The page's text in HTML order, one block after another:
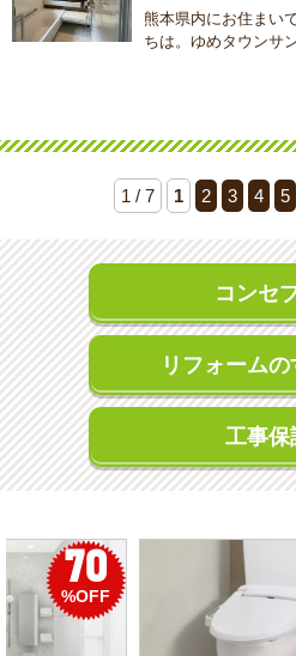
熊本県内にお住まい
ちは。ゆめタウンサ
1 / 7 1 2 3 4 5
コンセ
リフォーム
工事保
50
%OFF